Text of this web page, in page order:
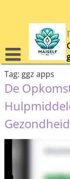
Tag: ggz apps
De